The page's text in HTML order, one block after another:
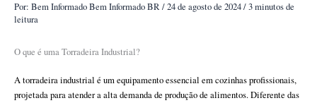
Por: Bem InformadoBem Informado BR/24 de agosto de 2024/3 minutos de
leitura
O que é uma Torradeira Industrial?
A torradeira industrial é um equipamento essencial em cozinhas profissionais,
projetada para atender a alta demanda de produção de alimentos. Diferente das